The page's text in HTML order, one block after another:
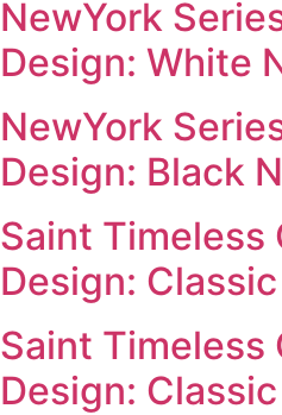
NewYork
Design: White
NewYork
Design: Black
Saint Timeless
Design:
Saint Timeless
Design: